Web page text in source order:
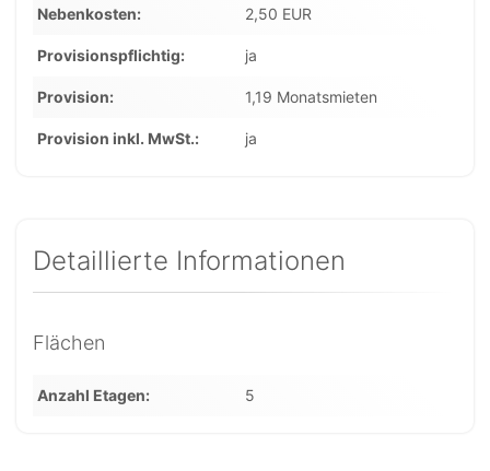
Nebenkosten 2,50 EUR
Provisionspflichtig ja
Provision 1,19 Monatsmieten
Provision inkl. MwSt. ja
Detaillierte Informationen
Flächen
Anzahl Etagen 5